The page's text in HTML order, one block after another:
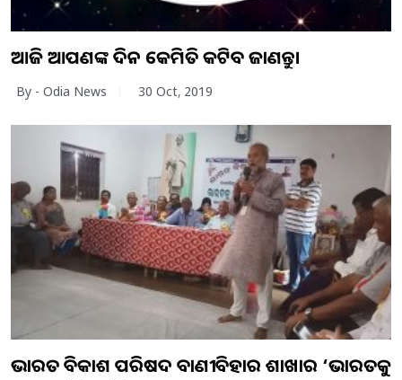
ଆଜି ଆପଣଙ୍କ ଦିନ କେମିତି କଟିବ ଜାଣନ୍ତୁ।
By - Odia News 30 Oct, 2019
ଭାରତ ବିକାଶ ପରିଷଦ ବାଣୀବିହାର ଶାଖାର ‘ଭାରତକୁ